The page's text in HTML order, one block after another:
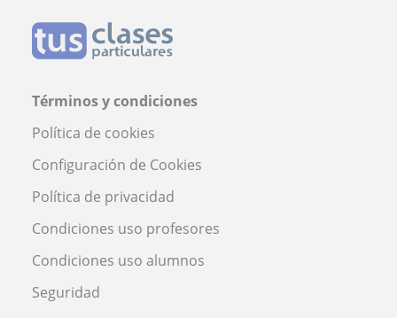
Términos y condiciones
Política de cookies
Configuración de Cookies
Política de privacidad
Condiciones uso profesores
Condiciones uso alumnos
Seguridad